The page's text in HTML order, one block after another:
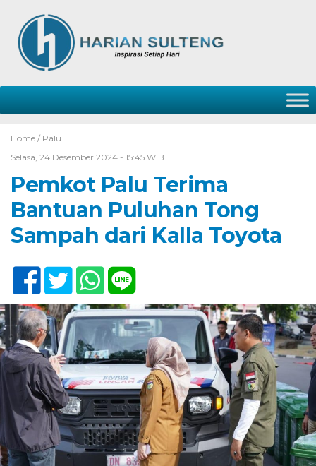
Home / Palu
Selasa, 24 Desember 2024 - 15:45 WIB
Pemkot Palu Terima
Bantuan Puluhan Tong
Sampah dari Kalla Toyota